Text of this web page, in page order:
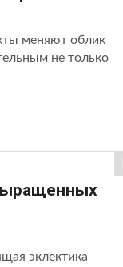
меняют облик
не только
эклектика